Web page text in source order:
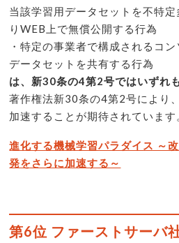
当該学習用データセットを不特
りWEB上で無償公開する行為
・特定の事業者で構成されるコ
データセットを共有する行為
は、新30条の4第2号ではいずれ
著作権法新30条の4第2号により
加速することが期待されています
進化する機械学習パラダイス ～
発をさらに加速する～
第6位 ファーストサーバ